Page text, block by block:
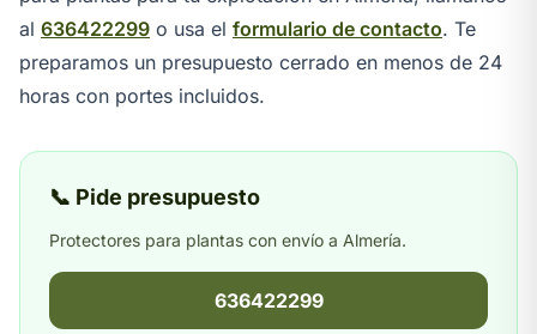
al 636422299 o usa el formulario de contacto. Te
preparamos un presupuesto cerrado en menos de 24
horas con portes incluidos.
📞 Pide presupuesto
Protectores para plantas con envío a Almería.
636422299